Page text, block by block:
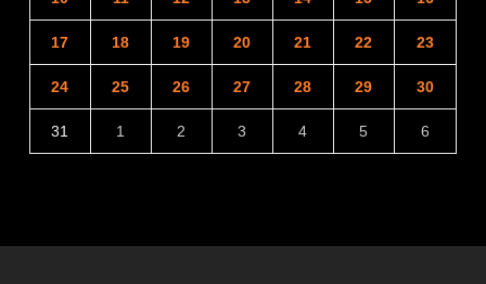
17 18 19 20 21 22 23
24 25 26 27 28 29 30
31 1 2 3 4 5 6